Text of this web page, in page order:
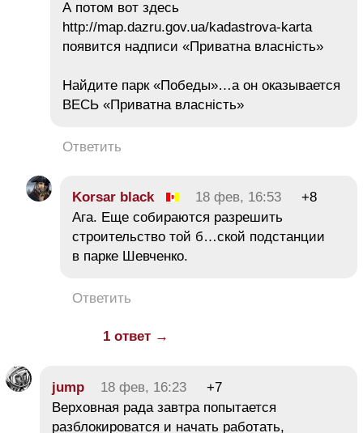
А потом вот здесь
http://map.dazru.gov.ua/kadastrova-karta
появится надписи «Приватна власнicть»
Найдите парк «Победы»…а он оказывается
ВЕСЬ «Приватна власнicть»
Ответить
Korsar black 18 фев, 16:53
+8
Ага. Еще собираются разрешить
строительство той б…ской подстанции
в парке Шевченко.
Ответить
1 ответ →
jump 18 фев, 16:23
+7
Верховная рада завтра попытается
разблокироватся и начать работать,